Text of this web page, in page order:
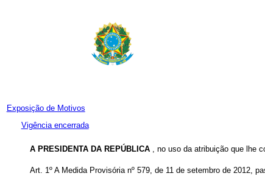
Exposição de Motivos
Vigência encerrada
A PRESIDENTA DA REPÚBLICA , no uso da atribuição que lhe
Art. 1º A Medida Provisória nº 579, de 11 de setembro de 2012,